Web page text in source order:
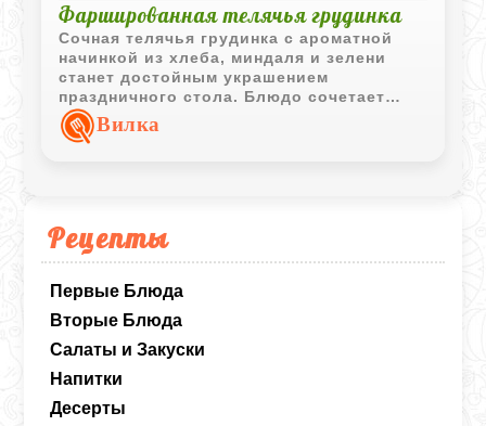
Рецепты
Первые Блюда
Вторые Блюда
Салаты и Закуски
Напитки
Десерты
Фаршированная телячья грудинка
Сочная телячья грудинка с ароматной
начинкой из хлеба, миндаля и зелени
станет достойным украшением
праздничного стола. Блюдо сочетает
насыщенный мясной вкус и тонкие
ореховые нотки.
Вилка